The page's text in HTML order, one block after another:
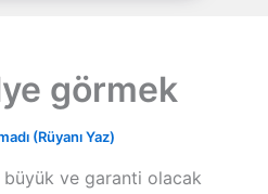
görmek
(Rüyanı Yaz)
ve garanti olacak